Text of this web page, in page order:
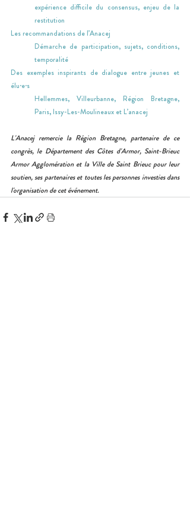
expérience difficile du consensus, enjeu de la
restitution
Les recommandations de l’Anacej
Démarche de participation, sujets, conditions,
temporalité
Des exemples inspirants de dialogue entre jeunes et
élu·e·s
Hellemmes, Villeurbanne, Région Bretagne,
Paris, Issy-Les-Moulineaux et L’anacej
L'Anacej remercie la Région Bretagne, partenaire de ce
congrès, le Département des Côtes d'Armor, Saint-Brieuc
Armor Agglomération et la Ville de Saint Brieuc pour leur
soutien, ses partenaires et toutes les personnes investies dans
l'organisation de cet événement.